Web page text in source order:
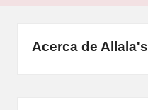
Acerca de Allala's